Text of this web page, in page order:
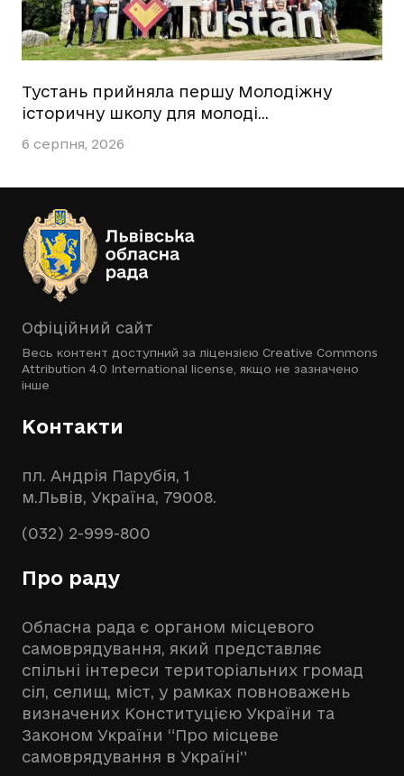
Тустань прийняла першу Молодіжну
історичну школу для молоді…
6 серпня, 2026
Офіційний сайт
Весь контент доступний за ліцензією Creative Commons
Attribution 4.0 International license , якщо не зазначено
інше
Контакти
пл. Андрія Парубія, 1
м.Львів, Україна, 79008.
(032) 2-999-800
Про раду
Обласна рада є органом місцевого
самоврядування, який представляє
спільні інтереси територіальних громад
сіл, селищ, міст, у рамках повноважень
визначених Конституцією України та
Законом України “Про місцеве
самоврядування в Україні”